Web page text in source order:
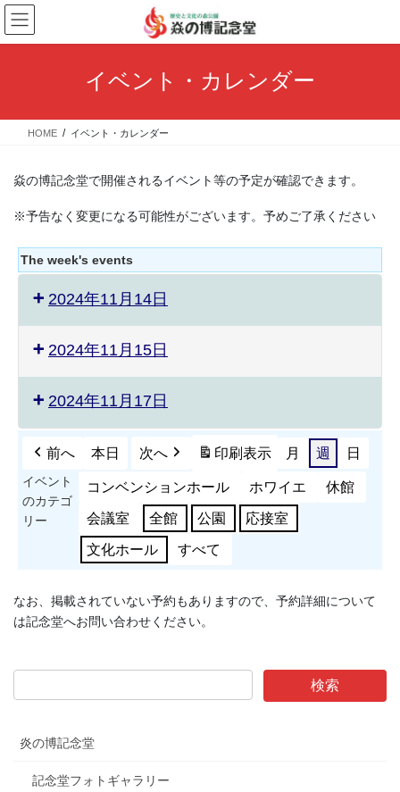
コ
ン
テ
ス
ナ
ビ
ゲ
ン
イベント・カレンダー
HOME イベント・カレンダー
焱の博記念堂で開催されるイベント等の予定が確認できます。
※予告なく変更になる可能性がございます。予めご了承ください
The week's events
2024年11月14日
2024年11月15日
2024年11月17日
前へ 本日 次へ 印刷表示 月 週 日
イベント
のカテゴ
リー
コンベンションホール ホワイエ 休館
会議室 全館 公園 応接室
文化ホール すべて
なお、掲載されていない予約もありますので、予約詳細について
は記念堂へお問い合わせください。
炎の博記念堂
記念堂フォトギャラリー